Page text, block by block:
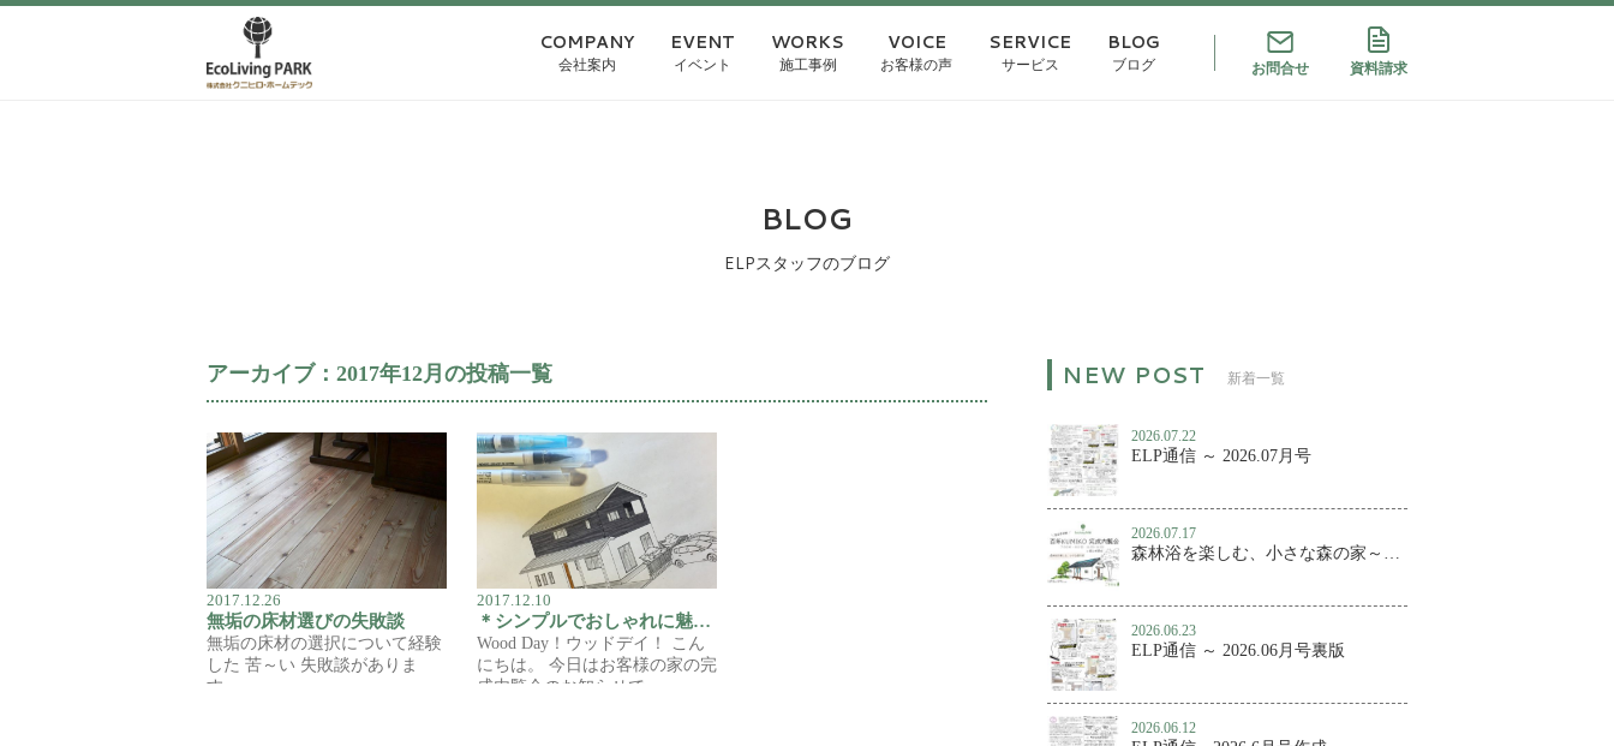
COMPANY
会社案内
EVENT
イベント
WORKS
施工事例
VOICE
お客様の声
SERVICE
サービス
BLOG
ブログ お問合せ 資料請求
BLOG
ELPスタッフのブログ
アーカイブ：2017年12月の投稿一覧
2017.12.26
無垢の床材選びの失敗談
無垢の床材の選択について経験
した 苦～い 失敗談がありま
す。 …
2017.12.10
＊シンプルでおしゃれに魅せる裏ワザたくさん！＊完成内覧会のお知らせ～白河市 Ｆ様邸
Wood Day！ウッドデイ！ こん
にちは。 今日はお客様の家の完
成内覧会のお知らせで…
新着一覧
2026.07.22
ELP通信 ～ 2026.07月号
2026.07.17
森林浴を楽しむ、小さな森の家～百年KUMIKO 完成内覧会
2026.06.23
ELP通信 ～ 2026.06月号裏版
2026.06.12